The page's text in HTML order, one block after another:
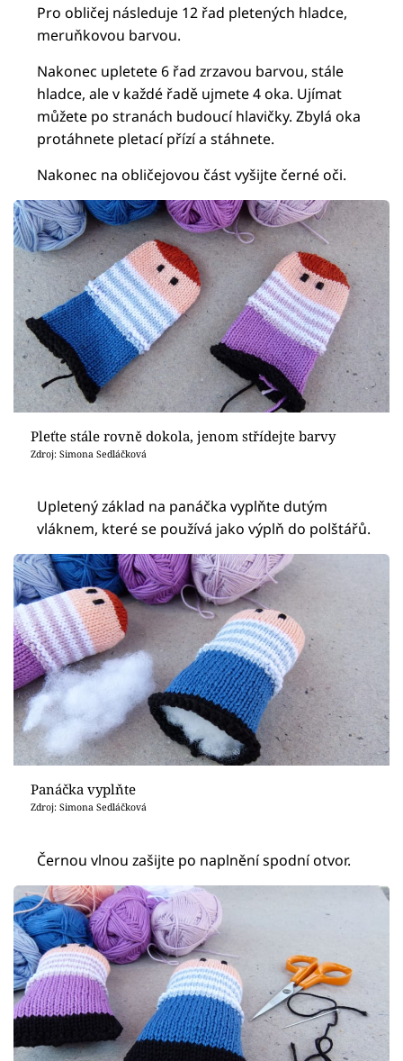
Pro obličej následuje 12 řad pletených hladce,
meruňkovou barvou.
Nakonec upletete 6 řad zrzavou barvou, stále
hladce, ale v každé řadě ujmete 4 oka. Ujímat
můžete po stranách budoucí hlavičky. Zbylá oka
protáhnete pletací přízí a stáhnete.
Nakonec na obličejovou část vyšijte černé oči.
Pleťte stále rovně dokola, jenom střídejte barvy
Zdroj: Simona Sedláčková
Upletený základ na panáčka vyplňte dutým
vláknem, které se používá jako výplň do polštářů.
Panáčka vyplňte
Zdroj: Simona Sedláčková
Černou vlnou zašijte po naplnění spodní otvor.